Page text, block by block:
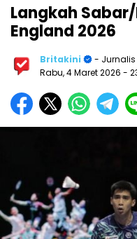
Langkah
England 2026
Britakini
- Jurnalis
Rabu, 4 Maret 2026 -